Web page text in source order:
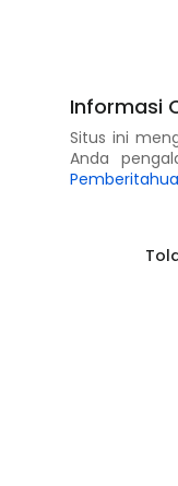
Informasi
Situs ini
Anda